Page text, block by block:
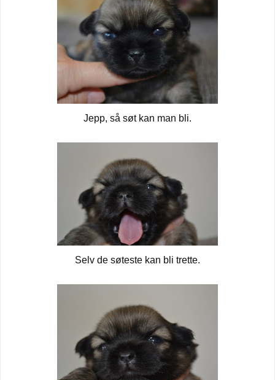
Jepp, så søt kan man bli.
Selv de søteste kan bli trette.